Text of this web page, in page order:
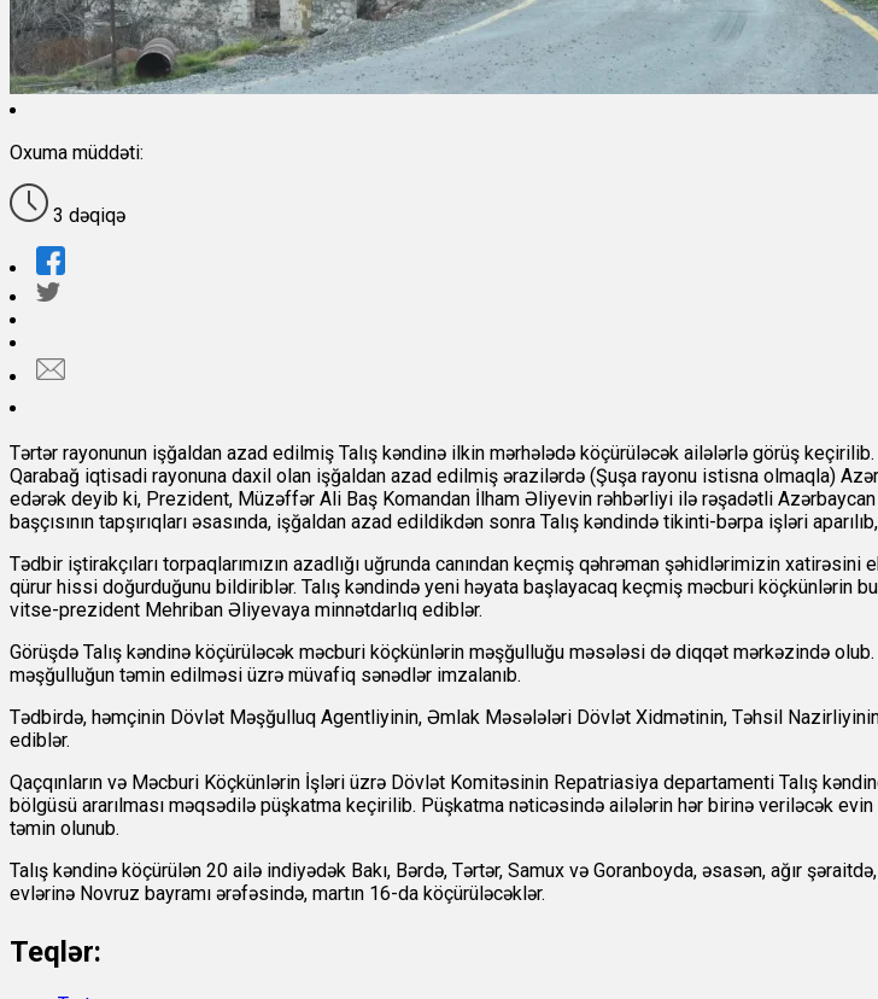
Oxuma müddəti:
3 dəqiqə
Tərtər rayonunun işğaldan azad edilmiş Talış kəndinə ilkin mərhələdə köçürüləcək ailələrlə görüş
Qarabağ iqtisadi rayonuna daxil olan işğaldan azad edilmiş ərazilərdə (Şuşa rayonu istisna olmaqla)
edərək deyib ki, Prezident, Müzəffər Ali Baş Komandan İlham Əliyevin rəhbərliyi ilə rəşadətli
başçısının tapşırıqları əsasında, işğaldan azad edildikdən sonra Talış kəndində tikinti-bərpa işləri
Tədbir iştirakçıları torpaqlarımızın azadlığı uğrunda canından keçmiş qəhrəman şəhidlərimizin xatirəsini
qürur hissi doğurduğunu bildiriblər. Talış kəndində yeni həyata başlayacaq keçmiş məcburi köçkünlərin
vitse-prezident Mehriban Əliyevaya minnətdarlıq ediblər.
Görüşdə Talış kəndinə köçürüləcək məcburi köçkünlərin məşğulluğu məsələsi də diqqət mərkəzində
məşğulluğun təmin edilməsi üzrə müvafiq sənədlər imzalanıb.
Tədbirdə, həmçinin Dövlət Məşğulluq Agentliyinin, Əmlak Məsələləri Dövlət Xidmətinin, Təhsil
ediblər.
Qaçqınların və Məcburi Köçkünlərin İşləri üzrə Dövlət Komitəsinin Repatriasiya departamenti Talış
bölgüsü ararılması məqsədilə püşkatma keçirilib. Püşkatma nəticəsində ailələrin hər birinə veriləcək
təmin olunub.
Talış kəndinə köçürülən 20 ailə indiyədək Bakı, Bərdə, Tərtər, Samux və Goranboyda, əsasən, ağır
evlərinə Novruz bayramı ərəfəsində, martın 16-da köçürüləcəklər.
Teqlər: